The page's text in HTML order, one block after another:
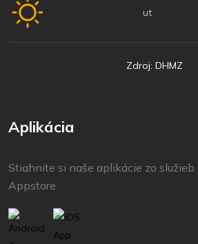
ut
Zdroj: DHMZ
Aplikácia
Stiahnite si naše aplikácie zo služieb
Appstore